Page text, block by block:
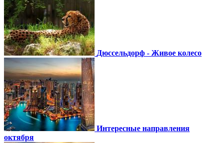
Дюссельдорф - Живое колесо
Интересные направления
октября